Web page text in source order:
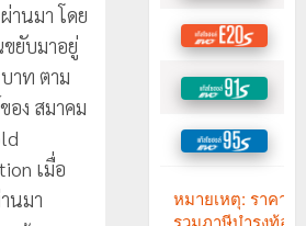
านมา โดย
ยับมาอยู่
าท ตาม
อง สมาคม
เมื่อ
นมา